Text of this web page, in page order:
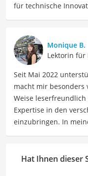
für technische
detaillierte
technische Analysen,
sowohl informierte
die besten
zu finden.
Der
besonders
Monique B.
Lektorin für
Seit Mai 2022
macht mir besonders
Weise
Expertise in den
einzubringen. In
Klarheit,
überprüfen. Mein
Hat Ihnen dieser